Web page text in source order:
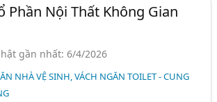
Phần Nội Thất Không Gian
gần nhất: 6/4/2026
NHÀ VỆ SINH, VÁCH NGĂN TOILET - CUNG